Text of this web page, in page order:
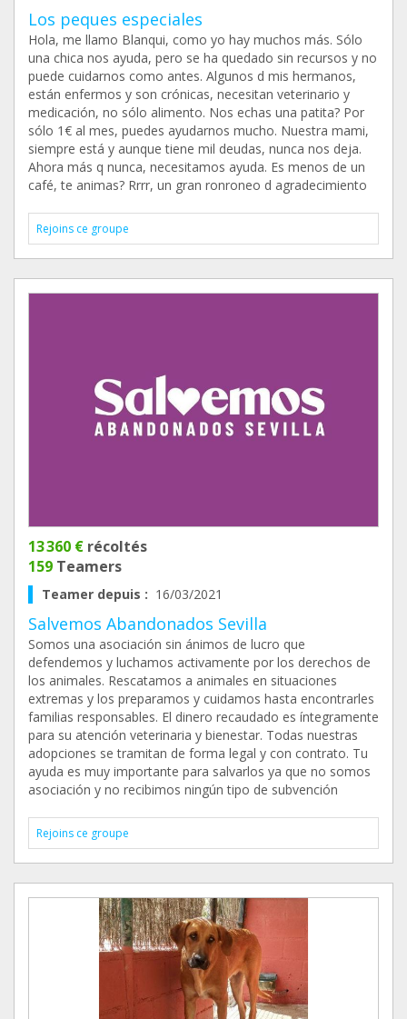
Los peques especiales
Hola, me llamo Blanqui, como yo hay muchos más. Sólo
una chica nos ayuda, pero se ha quedado sin recursos y no
puede cuidarnos como antes. Algunos d mis hermanos,
están enfermos y son crónicas, necesitan veterinario y
medicación, no sólo alimento. Nos echas una patita? Por
sólo 1€ al mes, puedes ayudarnos mucho. Nuestra mami,
siempre está y aunque tiene mil deudas, nunca nos deja.
Ahora más q nunca, necesitamos ayuda. Es menos de un
café, te animas? Rrrr, un gran ronroneo d agradecimiento
Rejoins ce groupe
13 360 € récoltés
159 Teamers
Teamer depuis : 16/03/2021
Salvemos Abandonados Sevilla
Somos una asociación sin ánimos de lucro que
defendemos y luchamos activamente por los derechos de
los animales. Rescatamos a animales en situaciones
extremas y los preparamos y cuidamos hasta encontrarles
familias responsables. El dinero recaudado es íntegramente
para su atención veterinaria y bienestar. Todas nuestras
adopciones se tramitan de forma legal y con contrato. Tu
ayuda es muy importante para salvarlos ya que no somos
asociación y no recibimos ningún tipo de subvención
Rejoins ce groupe